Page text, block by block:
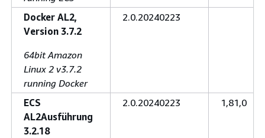
Docker AL2,
Version 3.7.2
64bit Amazon
Linux 2 v3.7.2
running Docker
2.0.20240223
ECS
AL2Ausführung
3.2.18
2.0.20240223 1,81,0